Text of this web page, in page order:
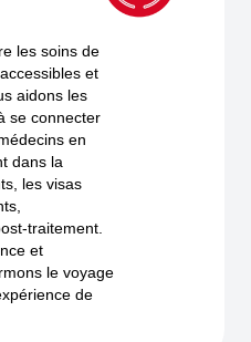
les soins de
et
aidons les
se connecter
en
dans la
les visas
traitement.
et
le voyage
de